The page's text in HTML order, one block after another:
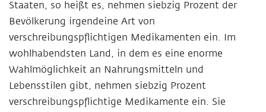
Staaten, so heißt es, nehmen siebzig Prozent der
Bevölkerung irgendeine Art von
verschreibungspflichtigen Medikamenten ein. Im
wohlhabendsten Land, in dem es eine enorme
Wahlmöglichkeit an Nahrungsmitteln und
Lebensstilen gibt, nehmen siebzig Prozent
verschreibungspflichtige Medikamente ein. Sie